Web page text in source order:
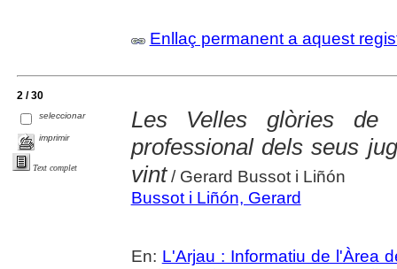
Enllaç permanent a aquest
2 / 30
seleccionar
imprimir
Text complet
Les Velles glòries de
professional dels seus
vint/ Gerard Bussot i Liñón
Bussot i Liñón, Gerard
En: L'Arjau : Informatiu de l'Àrea